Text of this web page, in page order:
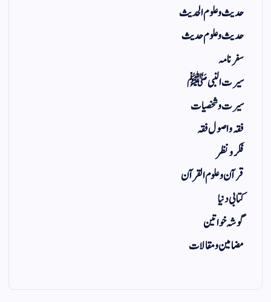
حدیث و علوم الحدیث
حدیث و علوم حدیث
سفر نامہ
سیرت النبی ﷺ
سیرت و شخصیات
فقہ و اصول فقہ
فکر و نظر
قرآن و علوم القرآن
کتابی دنیا
گوشہ خواتین
مضامین و مقالات